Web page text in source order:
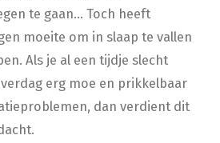
te gaan... Toch heeft
moeite om in slaap te vallen
Als je al een tijdje slecht
erg moe en prikkelbaar
dan verdient dit